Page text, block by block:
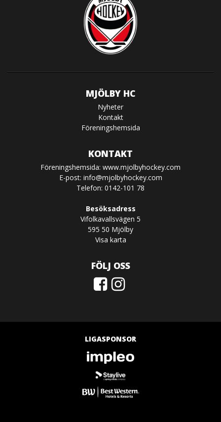
MJÖLBY HC
Nyheter
Kontakt
Föreningshemsida
KONTAKT
Föreningshemsida: www.mjolbyhockey.com
E-post: info@mjolbyhockey.com
Telefon: 0142-101 78
Besöksadress
Vifolkavallsvägen 5
595 50 Mjölby
Visa karta
FÖLJ OSS
LIGASPONSOR